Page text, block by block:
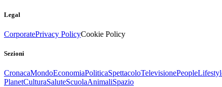
Legal
CorporatePrivacy PolicyCookie Policy
Sezioni
CronacaMondoEconomiaPoliticaSpettacoloTelevisionePeople
PlanetCulturaSaluteScuolaAnimaliSpazio